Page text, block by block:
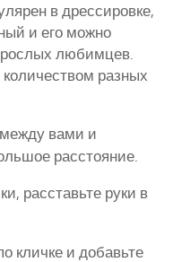
в дрессировке,
и его можно
любимцев.
разных
между вами и
расстояние.
расставьте руки в
кличке и добавьте